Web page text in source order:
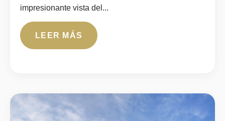
impresionante vista del...
LEER MÁS